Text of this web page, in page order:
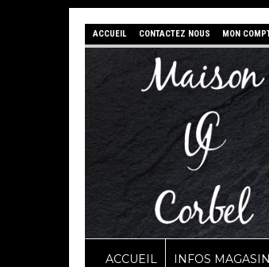
ACCUEIL CONTACTEZ NOUS MON
ACCUEIL INFOS MAGASIN